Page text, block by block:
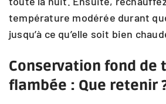
température modérée durant
jusqu’à ce qu’elle soit bien
Conservation fond de
flambée : Que retenir